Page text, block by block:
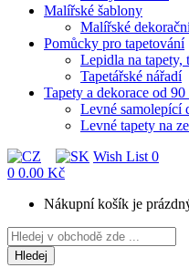
Malířské šablony
Malířské
Pomůcky pro tapetování
Lepidla na tapety,
Tapetářské nářadí
Tapety a dekorace od
Levné samolepící
Levné tapety na
Wish List 0
0 0.00 Kč
Nákupní košík je
Hledej